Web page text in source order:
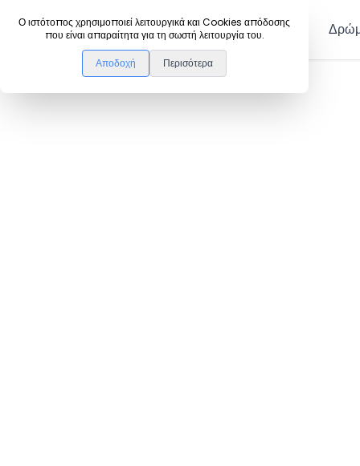
Ο ιστότοπος χρησιμοποιεί λειτουργικά και Cookies απόδοσης
που είναι απαραίτητα για τη σωστή λειτουργία του.
Αποδοχή Περισότερα
DanceLink Μέλη